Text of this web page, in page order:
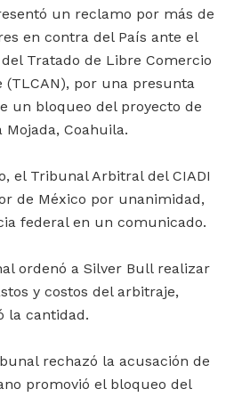
un reclamo por más de
en contra del País ante el
Tratado de Libre Comercio
(TLCAN), por una presunta
un bloqueo del proyecto de
Coahuila.
el Tribunal Arbitral del CIADI
de México por unanimidad,
federal en un comunicado.
ordenó a Silver Bull realizar
y costos del arbitraje,
la cantidad.
rechazó la acusación de
promovió el bloqueo del